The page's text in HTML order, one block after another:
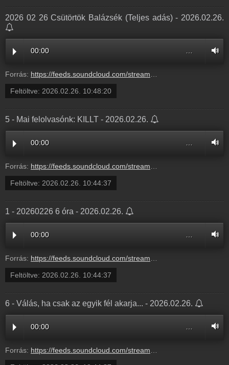
2026 02 26 Csütörtök Balázsék (Teljes adás) - 2026.02.26.
00:00 …
Forrás: https://feeds.soundcloud.com/stream/2273655854-balazsek-2026-02-26-csuetoertoek.mp3
Feltöltve: 2026.02.26. 10:48:20
5 - Mai felolvasónk: KILLT - 2026.02.26.
00:00
Forrás: https://feeds.soundcloud.com/stream/2273654777-balazsek-5-mai-felolvasonk-killt-5.mp3
Feltöltve: 2026.02.26. 10:44:37
1 - 20260226 6 óra - 2026.02.26.
00:00
Forrás: https://feeds.soundcloud.com/stream/2273654774-balazsek-1-20260226-6-ora-1.mp3
Feltöltve: 2026.02.26. 10:44:37
6 - Válás, ha csak az egyik fél akarja... - 2026.02.26.
00:00
Forrás: https://feeds.soundcloud.com/stream/2273654771-balazsek-6-valas-ha-csak-az-egyik-fel-akarja-6.mp3